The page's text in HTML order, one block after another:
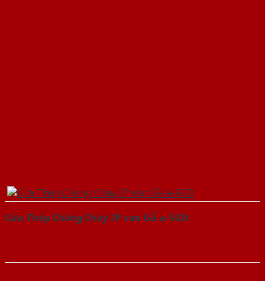
Cửa Thép Chống Cháy 2P van Gỗ-a-SGD